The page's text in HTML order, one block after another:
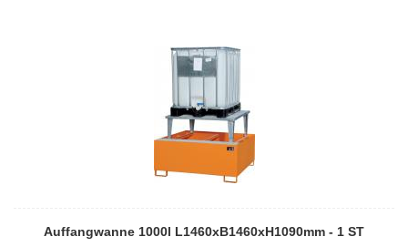
Auffangwanne 1000l L1460xB1460xH1090mm - 1 ST